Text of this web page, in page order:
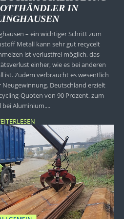
IN
– ein wichtiger Schritt zum
Metall kann sehr gut recycelt
ist verlustfrei möglich, das
einher, wie es bei anderen
ist. Zudem verbraucht es wesentlich
Neugewinnung. Deutschland erzielt
Quoten von 90 Prozent, zum
bei Aluminium....